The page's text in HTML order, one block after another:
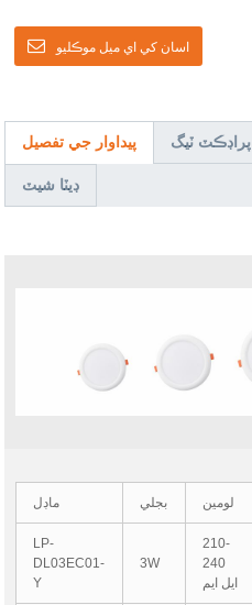
اسان کي اي ميل موڪليو
پيداوار جي تفصيل پراڊڪٽ ٽيگ
ڊيٽا شيٽ
ماڊل بجلي لومين
LP-
DL03EC01-
Y
3W
210-
240
ايل ايم